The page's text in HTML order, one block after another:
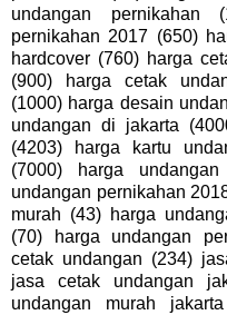
undangan pernikahan
pernikahan 2017 (650)
hardcover (760) harga
(900) harga cetak
(1000) harga desain
undangan di jakarta
(4203) harga kartu
(7000) harga
undangan pernikahan
murah (43) harga
(70) harga undangan
cetak undangan (234)
jasa cetak undangan
undangan murah